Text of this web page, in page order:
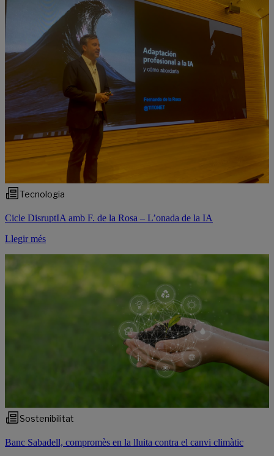
Tecnologia
Cicle DisruptIA amb F. de la Rosa – L’onada de la IA
Llegir més
Sostenibilitat
Banc Sabadell, compromès en la lluita contra el canvi climàtic